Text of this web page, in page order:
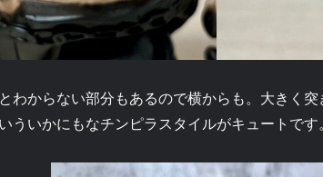
わからない部分もあるので横からも。大きく
ういかにもなチンピラスタイルがキュートです。